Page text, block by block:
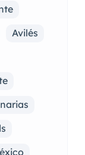
Avilés